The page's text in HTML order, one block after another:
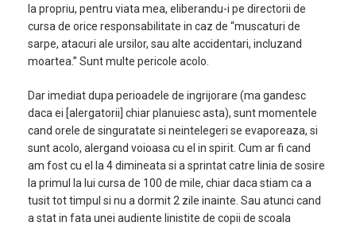
la propriu, pentru viata mea, eliberandu-i pe directorii de
cursa de orice responsabilitate in caz de “muscaturi de
sarpe, atacuri ale ursilor, sau alte accidentari, incluzand
moartea.” Sunt multe pericole acolo.
Dar imediat dupa perioadele de ingrijorare (ma gandesc
daca ei [alergatorii] chiar planuiesc asta), sunt momentele
cand orele de singuratate si neintelegeri se evaporeaza, si
sunt acolo, alergand voioasa cu el in spirit. Cum ar fi cand
am fost cu el la 4 dimineata si a sprintat catre linia de sosire
la primul la lui cursa de 100 de mile, chiar daca stiam ca a
tusit tot timpul si nu a dormit 2 zile inainte. Sau atunci cand
a stat in fata unei audiente linistite de copii de scoala